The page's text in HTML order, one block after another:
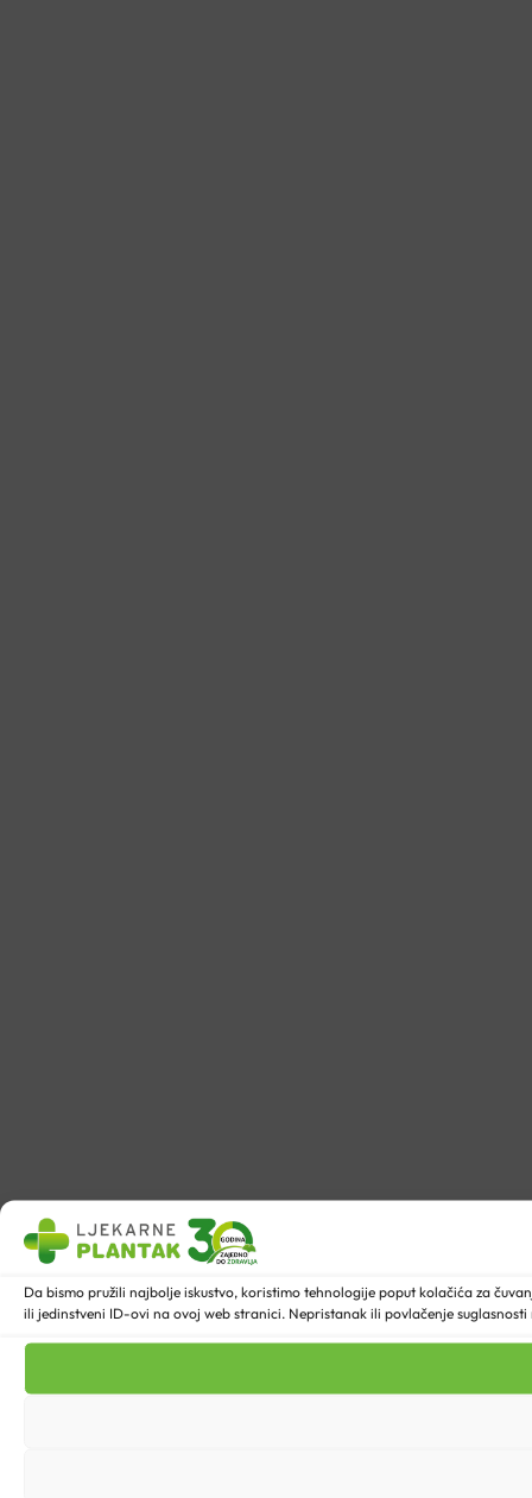
Da bismo pružili najbolje iskustvo, koristimo tehnologije poput kolačića za
ili jedinstveni ID-ovi na ovoj web stranici. Nepristanak ili povlačenje